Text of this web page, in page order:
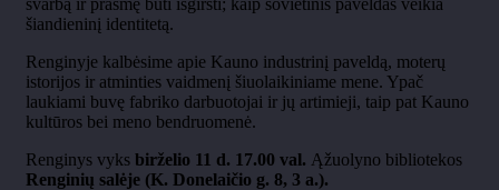
svarbą ir prasmę būti išgirsti; kaip sovietinis paveldas veikia
šiandieninį identitetą.
Renginyje kalbėsime apie Kauno industrinį paveldą, moterų
istorijos ir atminties vaidmenį šiuolaikiniame mene. Ypač
laukiami buvę fabriko darbuotojai ir jų artimieji, taip pat Kauno
kultūros bei meno bendruomenė.
Renginys vyks birželio 11 d. 17.00 val. Ąžuolyno bibliotekos
Renginių salėje (K. Donelaičio g. 8, 3 a.).